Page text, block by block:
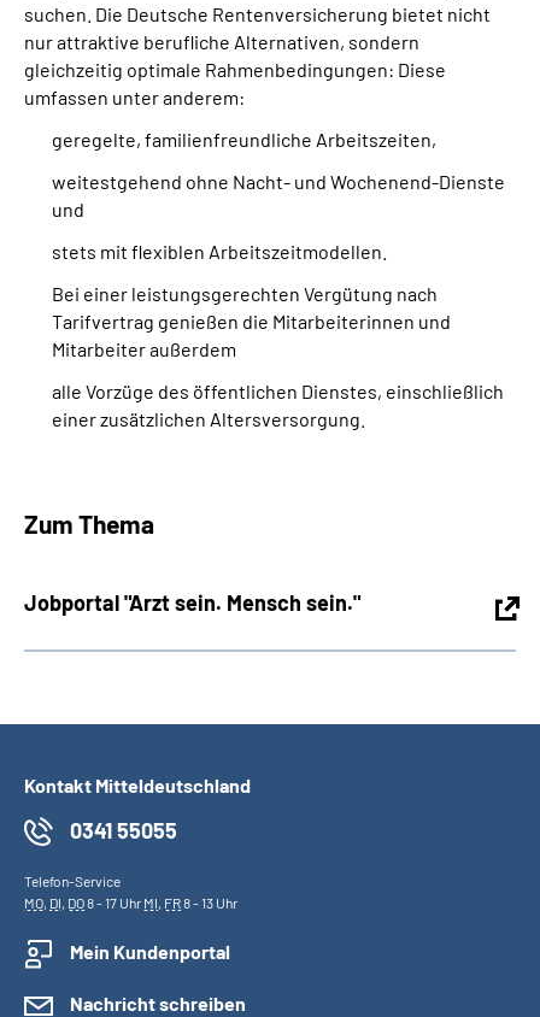
suchen. Die Deutsche Rentenversicherung bietet nicht
nur attraktive berufliche Alternativen, sondern
gleichzeitig optimale Rahmenbedingungen: Diese
umfassen unter anderem:
geregelte, familienfreundliche Arbeitszeiten,
weitestgehend ohne Nacht- und Wochenend-Dienste
und
stets mit flexiblen Arbeitszeitmodellen.
Bei einer leistungsgerechten Vergütung nach
Tarifvertrag genießen die Mitarbeiterinnen und
Mitarbeiter außerdem
alle Vorzüge des öffentlichen Dienstes, einschließlich
einer zusätzlichen Altersversorgung.
Zum Thema
Jobportal "Arzt sein. Mensch sein."
Kontakt Mitteldeutschland
0341 55055
Telefon-Service
MO, DI, DO8 - 17 Uhr MI, FR8 - 13 Uhr
Mein Kundenportal
Nachricht schreiben